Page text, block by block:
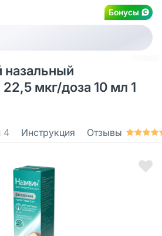
Бонусы
назальный
мкг/доза 10 мл 1
4 Инструкция Отзывы